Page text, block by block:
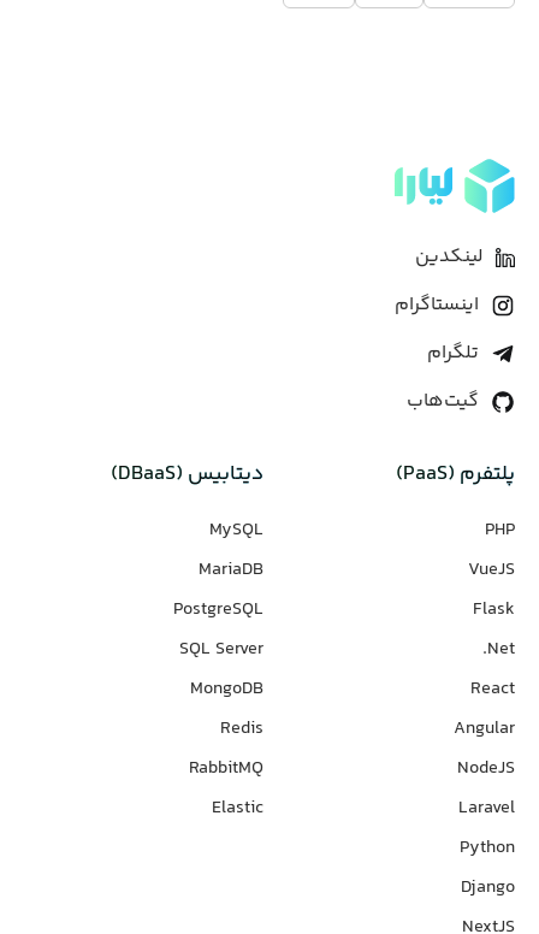
لینکدین
اینستاگرام
تلگرام
گیت‌هاب
پلتفرم (PaaS)
PHP
VueJS
Flask
Net.
React
Angular
NodeJS
Laravel
Python
Django
NextJS
دیتابیس‌ (DBaaS)
MySQL
MariaDB
PostgreSQL
SQL Server
MongoDB
Redis
RabbitMQ
Elastic